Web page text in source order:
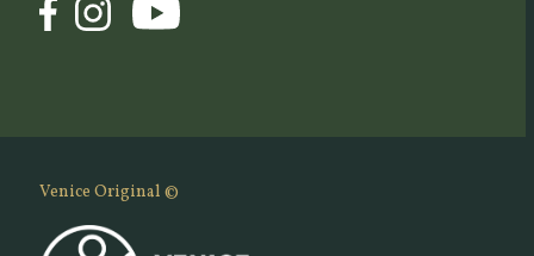
Venice Original ©